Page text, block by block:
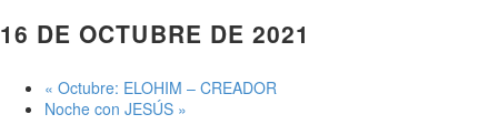
16 DE OCTUBRE DE 2021
« Octubre: ELOHIM – CREADOR
Noche con JESÚS »